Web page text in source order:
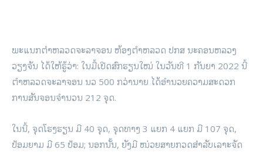
ພະແນກຕໍາຫລວດຈະລາຈອນ ຫ້ອງຕໍາຫລວດ ປກສ ນະຄອນຫລວງ
ວຽງຈັນ ໄດ້ໃຫ້ຮູ້ວ່າ: ໃນມື້ເປີດສົກຮຽນໃໝ່ ໃນວັນທີ 1 ກັນຍາ 2022 ນີ້
ຕຳຫລວດຈະລາຈອນ ນວ 500 ກວ່ານາຍ ໄດ້ອຳນວຍຄວາມສະດວກ
ການສັນຈອນຈໍານວນ 212 ຈຸດ.
ໃນນີ້, ຈຸດໂຮງຮຽນ ມີ 40 ຈຸດ, ຈຸດທາງ 3 ແຍກ 4 ແຍກ ມີ 107 ຈຸດ,
ປ້ອມຍາມ ມີ 65 ປ້ອມ; ນອກນັ້ນ, ຍັງມີ ໜ່ວຍສາຍກວດສໍາລັບເລາະຈັດ